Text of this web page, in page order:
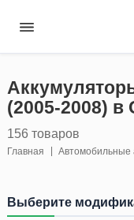
(2005-2008) в
156 товаров
Главная Автомобильные
Выберите